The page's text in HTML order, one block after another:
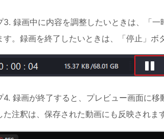
3. 録画中に内容を調整したいときは、「
す。録画を終了したいときは、「停止」ボ
4. 録画が終了すると、プレビュー画面に
た注釈は、保存された動画にも反映されます